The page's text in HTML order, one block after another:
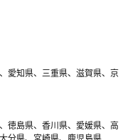
愛知県、三重県、滋賀県、京
徳島県、香川県、愛媛県、高
分県、宮崎県、鹿児島県